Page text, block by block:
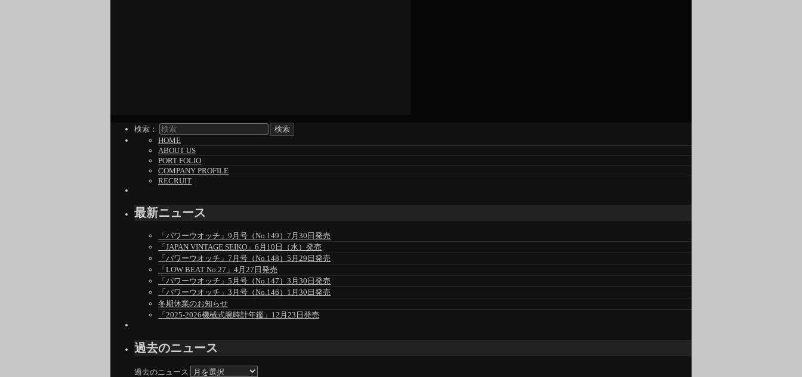
検索：
HOME
ABOUT US
PORT FOLIO
COMPANY PROFILE
RECRUIT
最新ニュース
「パワーウオッチ」9月号（No.149）7月30日発売
「JAPAN VINTAGE SEIKO」6月10日（水）発売
「パワーウオッチ」7月号（No.148）5月29日発売
「LOW BEAT No.27」4月27日発売
「パワーウオッチ」5月号（No.147）3月30日発売
「パワーウオッチ」3月号（No.146）1月30日発売
冬期休業のお知らせ
「2025-2026機械式腕時計年鑑」12月23日発売
過去のニュース
過去のニュース